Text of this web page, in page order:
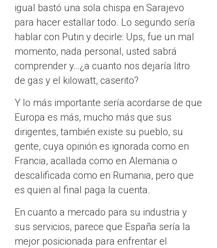
igual bastó una sola chispa en Sarajevo
para hacer estallar todo. Lo segundo sería
hablar con Putin y decirle: Ups, fue un mal
momento, nada personal, usted sabrá
comprender y…¿a cuanto nos dejaría litro
de gas y el kilowatt, caserito?
Y lo más importante sería acordarse de que
Europa es más, mucho más que sus
dirigentes, también existe su pueblo, su
gente, cuya opinión es ignorada como en
Francia, acallada como en Alemania o
descalificada como en Rumania, pero que
es quien al final paga la cuenta.
En cuanto a mercado para su industria y
sus servicios, parece que España sería la
mejor posicionada para enfrentar el